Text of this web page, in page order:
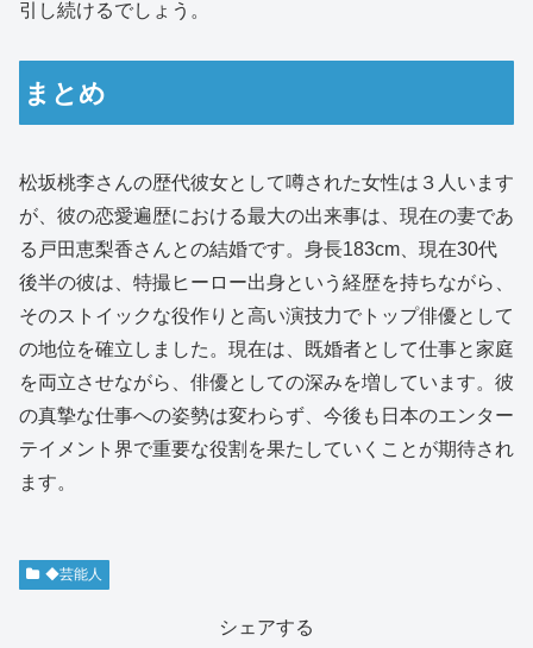
引し続けるでしょう。
まとめ
松坂桃李さんの歴代彼女として噂された女性は３人います
が、彼の恋愛遍歴における最大の出来事は、現在の妻であ
る戸田恵梨香さんとの結婚です。身長183cm、現在30代
後半の彼は、特撮ヒーロー出身という経歴を持ちながら、
そのストイックな役作りと高い演技力でトップ俳優として
の地位を確立しました。現在は、既婚者として仕事と家庭
を両立させながら、俳優としての深みを増しています。彼
の真摯な仕事への姿勢は変わらず、今後も日本のエンター
テイメント界で重要な役割を果たしていくことが期待され
ます。
◆芸能人
シェアする